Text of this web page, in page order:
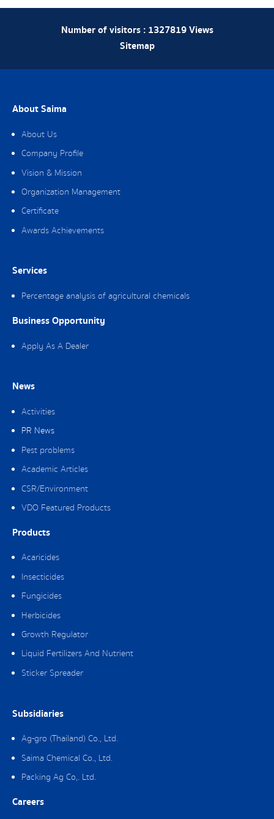
Number of visitors : 1327819Views
Sitemap
About Saima
About Us
Company Profile
Vision & Mission
Organization Management
Certificate
Awards Achievements
Services
Percentage analysis of agricultural chemicals
Business Opportunity
Apply As A Dealer
News
Activities
PR News
Pest problems
Academic Articles
CSR/Environment
VDO Featured Products
Products
Acaricides
Insecticides
Fungicides
Herbicides
Growth Regulator
Liquid Fertilizers And Nutrient
Sticker Spreader
Subsidiaries
Ag-gro (Thailand) Co., Ltd.
Saima Chemical Co., Ltd.
Packing Ag Co,. Ltd.
Careers